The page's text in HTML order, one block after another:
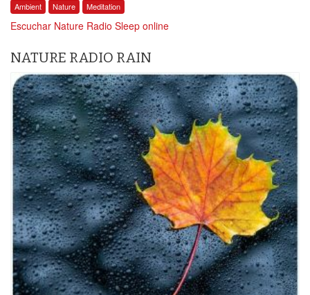
Ambient Nature Meditation
Escuchar Nature Radio Sleep online
NATURE RADIO RAIN